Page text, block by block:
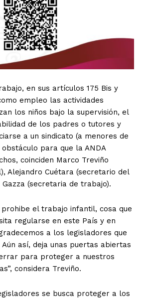
en sus artículos 175 Bis y
empleo las actividades
los niños bajo la supervisión, el
de los padres o tutores y
a un sindicato (a menores de
obstáculo para que la ANDA
coinciden Marco Treviño
Alejandro Cuétara (secretario del
(secretaria de trabajo).
prohibe el trabajo infantil, cosa que
regularse en este País y en
a los legisladores que
así, deja unas puertas abiertas
para proteger a nuestros
considera Treviño.
se busca proteger a los